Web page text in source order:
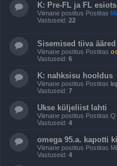
K: Pre-FL ja FL
Viimane postitus Postitas
Vastuseid: 22
Sisemised tiiva ääred
Viimane postitus Postitas
Vastuseid: 6
K: nahksisu hooldus
Viimane postitus Postitas
Vastuseid: 7
Ukse küljeliist lahti
Viimane postitus Postitas
Vastuseid: 4
omega 95.a. kapotti
Viimane postitus Postitas
Vastuseid: 4